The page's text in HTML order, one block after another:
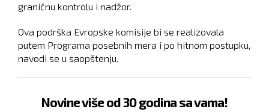
graničnu kontrolu i nadžor.
Ova podrška Evropske komisije bi se realizovala
putem Programa posebnih mera i po hitnom postupku,
navodi se u saopštenju.
Novine više od 30 godina sa vama!